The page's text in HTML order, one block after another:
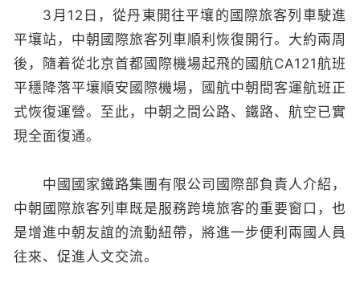
3月12日，從丹東開往平壤的國際旅客列車駛進
平壤站，中朝國際旅客列車順利恢復開行。大約兩周
後，隨着從北京首都國際機場起飛的國航CA121航班
平穩降落平壤順安國際機場，國航中朝間客運航班正
式恢復運營。至此，中朝之間公路、鐵路、航空已實
現全面復通。
中國國家鐵路集團有限公司國際部負責人介紹，
中朝國際旅客列車既是服務跨境旅客的重要窗口，也
是增進中朝友誼的流動紐帶，將進一步便利兩國人員
往來、促進人文交流。